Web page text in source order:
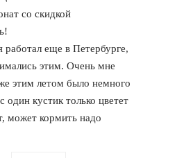
со скидкой
работал еще в Петербурге,
этим. Очень мне
этим летом было немного
один кустик только цветет
может кормить надо